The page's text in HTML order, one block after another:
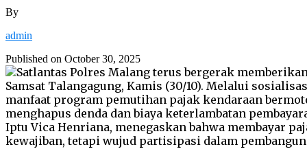
By
admin
Published on October 30, 2025